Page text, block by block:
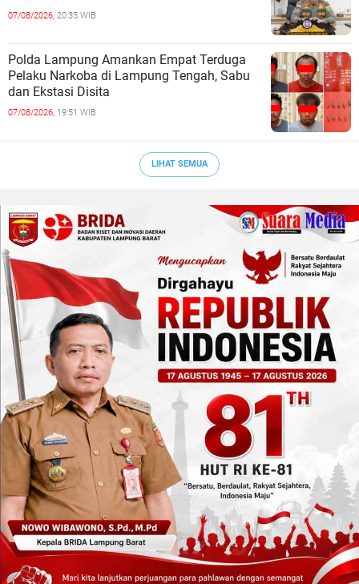
07/08/2026, 20:35 WIB
Polda Lampung Amankan Empat Terduga
Pelaku Narkoba di Lampung Tengah, Sabu
dan Ekstasi Disita
07/08/2026, 19:51 WIB
LIHAT SEMUA